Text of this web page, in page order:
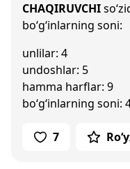
CHAQIRUVCHI
bo‘g‘inlarning soni:
unlilar: 4
undoshlar: 5
hamma harflar: 9
bo‘g‘inlarning soni:
7